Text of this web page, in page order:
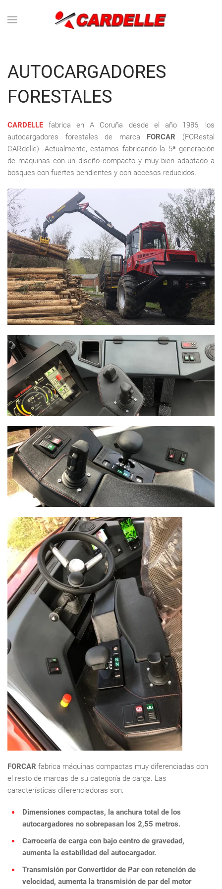
Skip to main content
AUTOCARGADORES
FORESTALES
CARDELLE fabrica en A Coruña desde el año 1986, los
autocargadores forestales de marca FORCAR (FORestal
CARdelle). Actualmente, estamos fabricando la 5ª generación
de máquinas con un diseño compacto y muy bien adaptado a
bosques con fuertes pendientes y con accesos reducidos.
FORCAR fabrica máquinas compactas muy diferenciadas con
el resto de marcas de su categoría de carga. Las
características diferenciadoras son:
Dimensiones compactas, la anchura total de los
autocargadores no sobrepasan los 2,55 metros.
Carrocería de carga con bajo centro de gravedad,
aumenta la estabilidad del autocargador.
Transmisión por Convertidor de Par con retención de
velocidad, aumenta la transmisión de par del motor